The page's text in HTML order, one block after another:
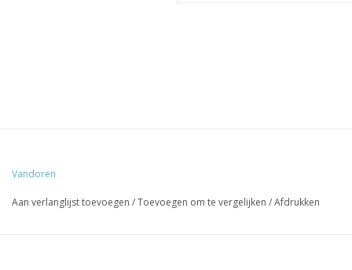
Vandoren
Aan verlanglijst toevoegen /Toevoegen om te vergelijken /Afdrukken